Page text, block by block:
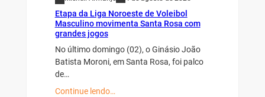
Etapa da Liga Noroeste de Voleibol
Masculino movimenta Santa Rosa com
grandes jogos
No último domingo (02), o Ginásio João
Batista Moroni, em Santa Rosa, foi palco
de…
Continue lendo…